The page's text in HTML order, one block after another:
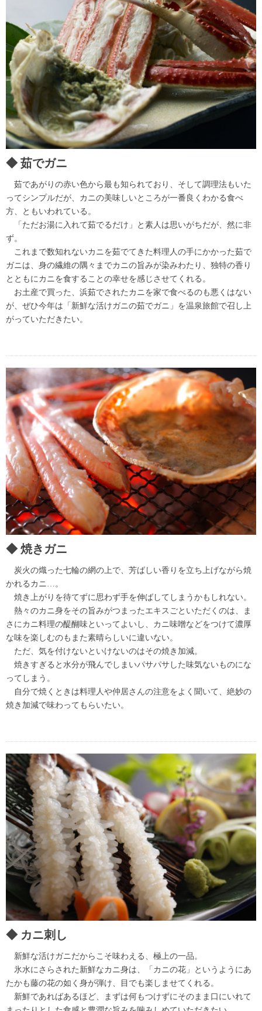
茹でガニ
茹であがりの赤い色から最も知られており、そして調理法もいた
ってシンプルだが、カニの美味しいところが一番良くわかる食べ
方、ともいわれている。
「ただお湯に入れて茹でるだけ」と素人は思いがちだが、然に非
ず。
これまで数知れないカニを茹でてきた料理人の手にかかった茹で
ガニは、身の繊維の隅々までカニの旨みが染みわたり、独特の香り
とともにカニを食することの幸せを感じさせてくれる。
お土産で買った、浜茹でされたカニを家で食べるのも悪くはない
が、ぜひ今年は「新鮮な活けガニの茹でガニ」を温泉旅館で召し上
がっていただきたい。
焼きガニ
炭火の熾った七輪の網の上で、芳ばしい香りを立ち上げながら焼
かれるカニ…。
焼き上がりを待てずに思わず手を伸ばしてしまうかもしれない。
熱々のカニ身をその旨みがつまったエキスごといただくのは、ま
さにカニ料理の醍醐味といってよいし、カニ味噌などをつけて濃厚
な味を楽しむのもまた素晴らしいに違いない。
ただ、気を付けないといけないのはその焼き加減。
焼きすぎると水分が飛んでしまいパサパサした味気ないものにな
ってしまう。
自分で焼くときは料理人や仲居さんの注意をよく聞いて、絶妙の
焼き加減で味わってもらいたい。
カニ刺し
新鮮な活けガニだからこそ味わえる、極上の一品。
氷水にさらされた新鮮なカニ身は、「カニの花」というようにあ
たかも藤の花の如く身が弾け、目でも楽しませてくれる。
新鮮であればあるほど、まずは何もつけずにそのまま口にいれて